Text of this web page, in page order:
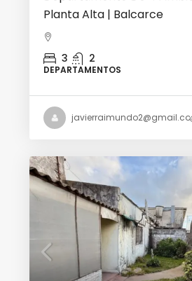
Planta Alta | Balcarce
3 2
DEPARTAMENTOS